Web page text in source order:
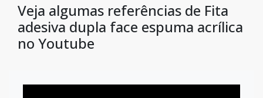
Veja algumas referências de Fita
adesiva dupla face espuma acrílica
no Youtube